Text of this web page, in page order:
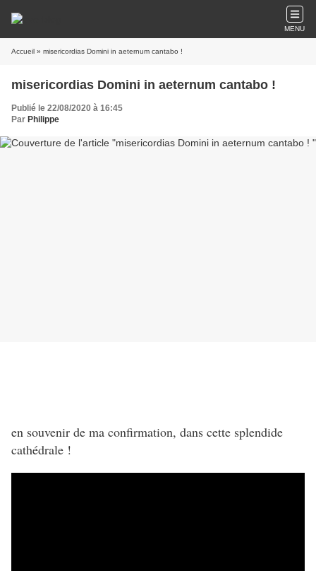
MENU
Accueil » misericordias Domini in aeternum cantabo !
misericordias Domini in aeternum cantabo !
Publié le 22/08/2020 à 16:45
Par Philippe
en souvenir de ma confirmation, dans cette splendide
cathédrale !